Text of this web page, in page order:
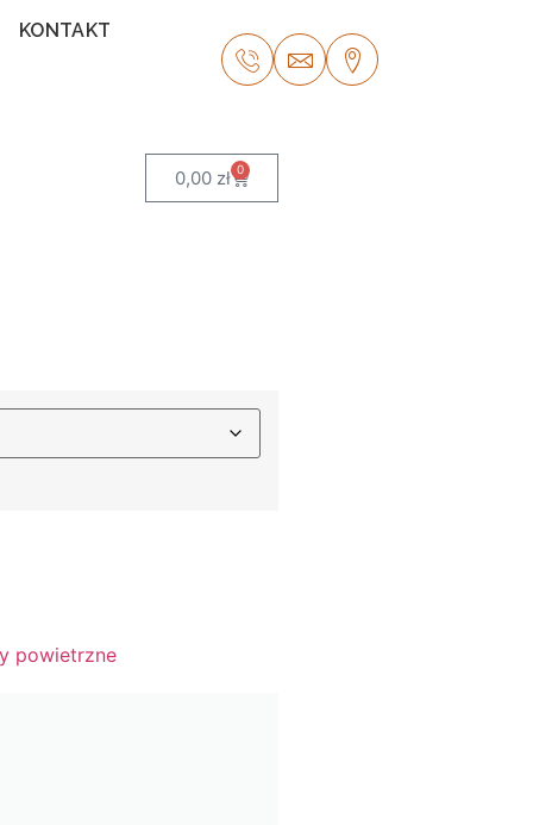
KONTAKT
0,00 zł 0
powietrzne